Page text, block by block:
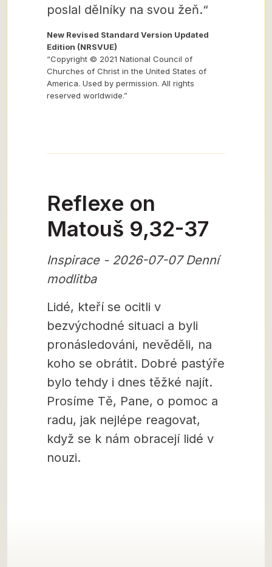
poslal dělníky na svou žeň.“
New Revised Standard Version Updated
Edition (NRSVUE)
“Copyright © 2021 National Council of
Churches of Christ in the United States of
America. Used by permission. All rights
reserved worldwide.”
Reflexe on
Matouš 9,32-37
Inspirace - 2026-07-07 Denní
modlitba
Lidé, kteří se ocitli v
bezvýchodné situaci a byli
pronásledováni, nevěděli, na
koho se obrátit. Dobré pastýře
bylo tehdy i dnes těžké najít.
Prosíme Tě, Pane, o pomoc a
radu, jak nejlépe reagovat,
když se k nám obracejí lidé v
nouzi.